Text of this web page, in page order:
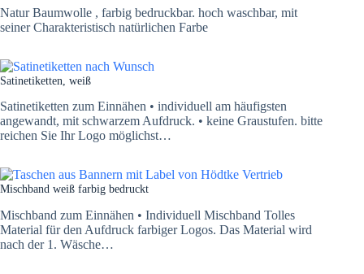
Natur Baumwolle , farbig bedruckbar. hoch waschbar, mit
seiner Charakteristisch natürlichen Farbe
Satinetiketten, weiß
Satinetiketten zum Einnähen • individuell am häufigsten
angewandt, mit schwarzem Aufdruck. • keine Graustufen. bitte
reichen Sie Ihr Logo möglichst…
Mischband weiß farbig bedruckt
Mischband zum Einnähen • Individuell Mischband Tolles
Material für den Aufdruck farbiger Logos. Das Material wird
nach der 1. Wäsche…